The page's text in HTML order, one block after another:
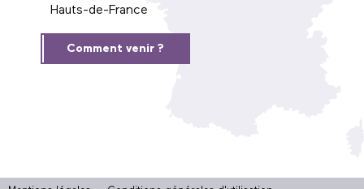
Hauts-de-France
Comment venir ?